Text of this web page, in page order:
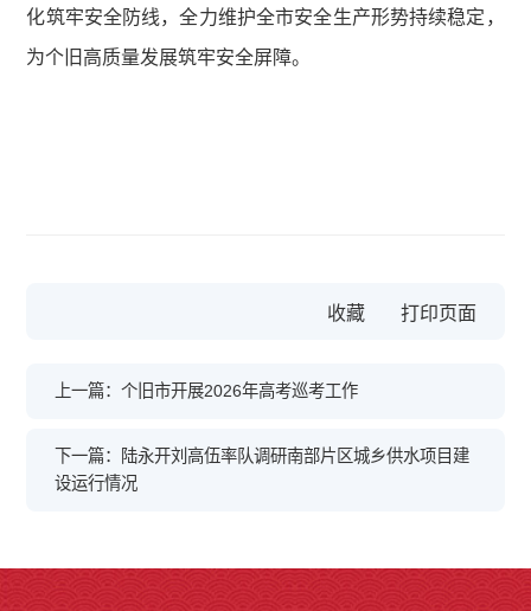
化筑牢安全防线，全力维护全市安全生产形势持续稳定，
为个旧高质量发展筑牢安全屏障。
收藏
上一篇：个旧市开展2026年高考巡考工作
下一篇：陆永开刘高伍率队调研南部片区城乡供水项目建
设运行情况